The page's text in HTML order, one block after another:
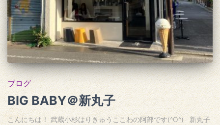
ブログ
BIG BABY＠新丸子
こんにちは！ 武蔵小杉はりきゅうここわの阿部です(^O^) 新丸子